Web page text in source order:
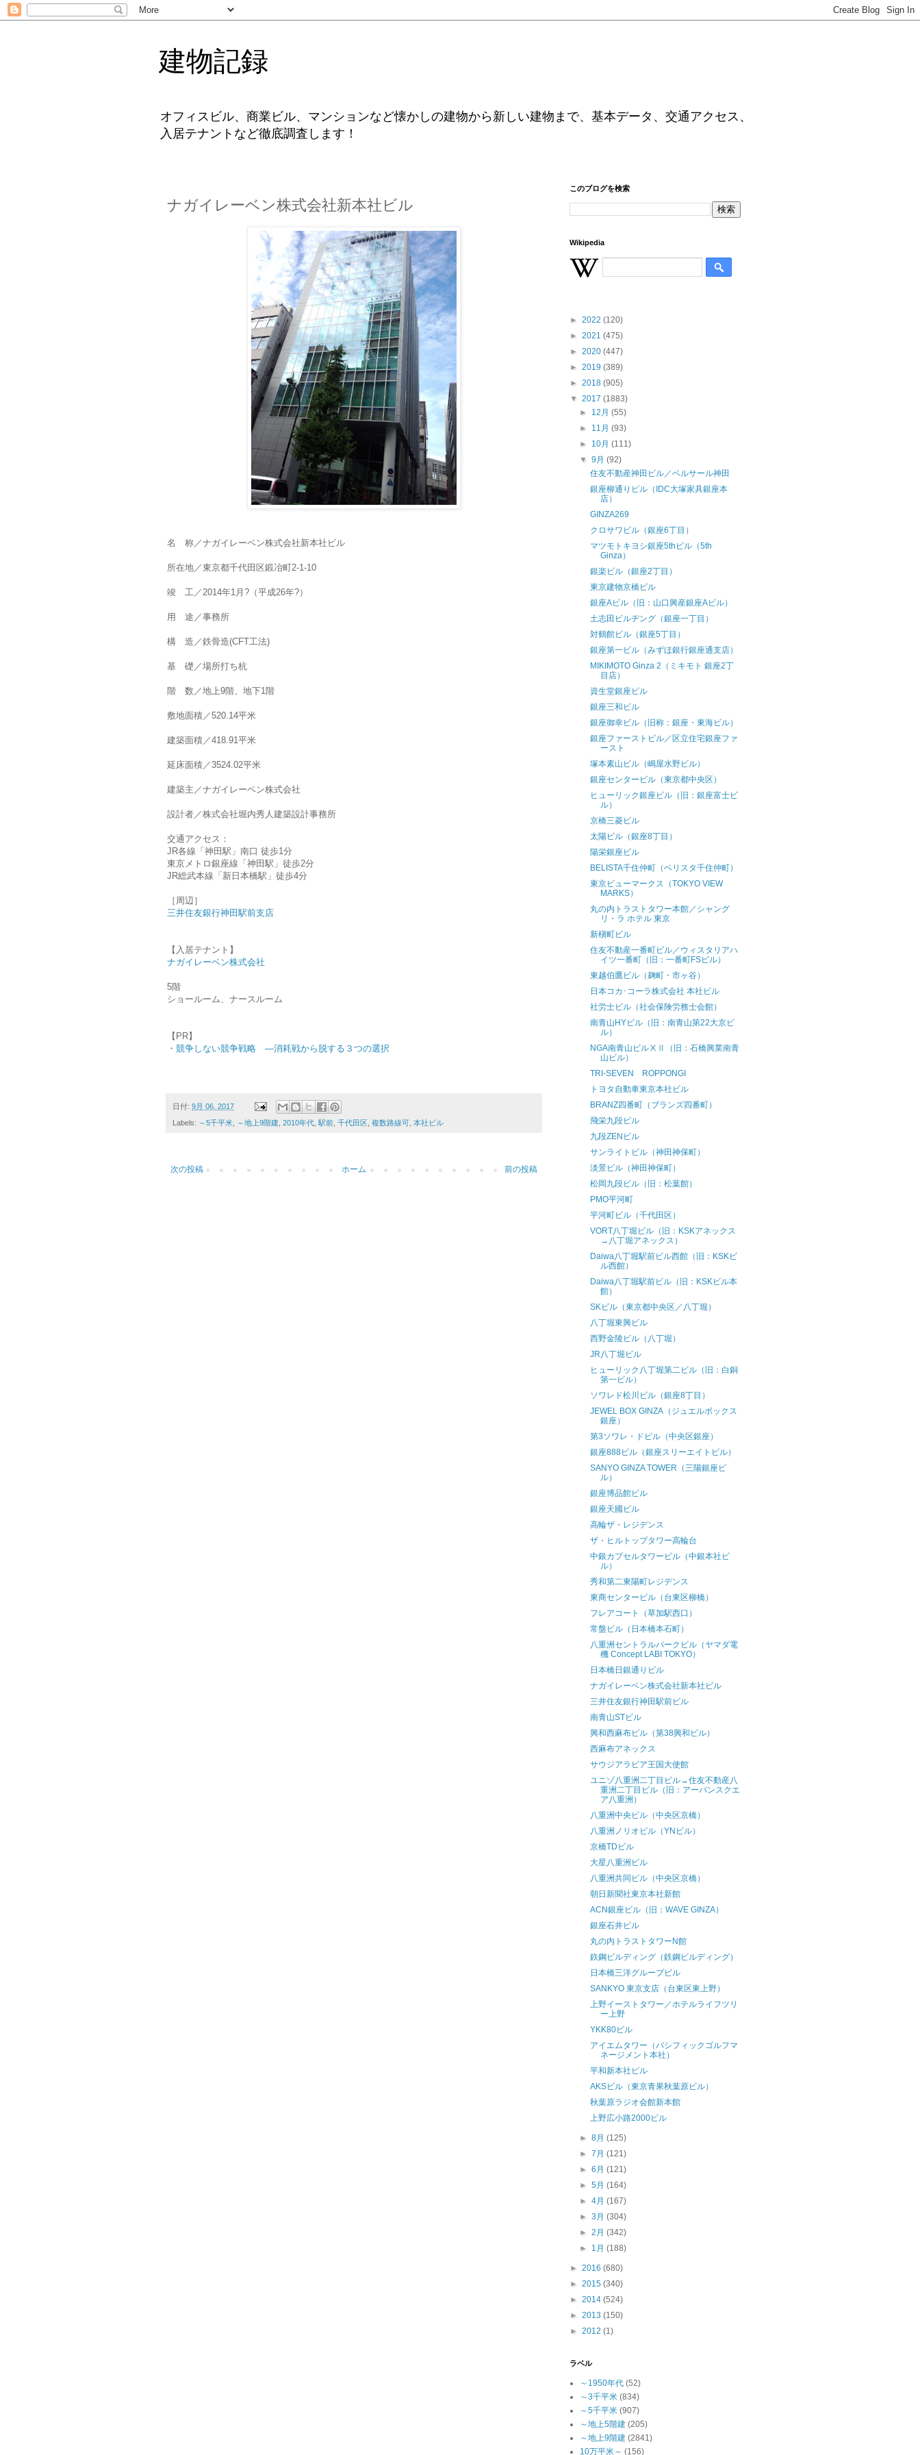
建物記録
オフィスビル、商業ビル、マンションなど懐かしの建物から新しい建物まで、基本データ、交通アクセス、
入居テナントなど徹底調査します！
ナガイレーベン株式会社新本社ビル
名 称／ナガイレーベン株式会社新本社ビル
所在地／東京都千代田区鍛冶町2-1-10
竣 工／2014年1月?（平成26年?）
用 途／事務所
構 造／鉄骨造(CFT工法)
基 礎／場所打ち杭
階 数／地上9階、地下1階
敷地面積／520.14平米
建築面積／418.91平米
延床面積／3524.02平米
建築主／ナガイレーベン株式会社
設計者／株式会社堀内秀人建築設計事務所
交通アクセス：
JR各線「神田駅」南口 徒歩1分
東京メトロ銀座線「神田駅」徒歩2分
JR総武本線「新日本橋駅」徒歩4分
［周辺］
三井住友銀行神田駅前支店
【入居テナント】
ナガイレーベン株式会社
5階
ショールーム、ナースルーム
【PR】
・ 競争しない競争戦略 ―消耗戦から脱する３つの選択
日付: 9月 06, 2017
Labels: ～5千平米 ～地上9階建 2010年代 駅前 千代田区 複数路線可 本社ビル
次の投稿 前の投稿
ホーム
このブログを検索
Wikipedia
► 2022 (120)
► 2021 (475)
► 2020 (447)
► 2019 (389)
► 2018 (905)
▼ 2017 (1883)
► 12月(55)
► 11月(93)
► 10月(111)
▼9月(92)
住友不動産神田ビル／ベルサール神田
銀座柳通りビル（IDC大塚家具銀座本
店）
GINZA269
クロサワビル（銀座6丁目）
マツモトキヨシ銀座5thビル（5th
Ginza）
銀楽ビル（銀座2丁目）
東京建物京橋ビル
銀座Aビル（旧：山口興産銀座Aビル）
土志田ビルヂング（銀座一丁目）
対鶴館ビル（銀座5丁目）
銀座第一ビル（みずほ銀行銀座通支店）
MIKIMOTO Ginza 2（ミキモト 銀座2丁
目店）
資生堂銀座ビル
銀座三和ビル
銀座御幸ビル（旧称：銀座・東海ビル）
銀座ファーストビル／区立住宅銀座ファ
ースト
塚本素山ビル（嶋屋水野ビル）
銀座センタービル（東京都中央区）
ヒューリック銀座ビル（旧：銀座富士ビ
ル）
京橋三菱ビル
太陽ビル（銀座8丁目）
陽栄銀座ビル
BELISTA千住仲町（ベリスタ千住仲町）
東京ビューマークス（TOKYO VIEW
MARKS）
丸の内トラストタワー本館／シャング
リ・ラ ホテル 東京
新槇町ビル
住友不動産一番町ビル／ウィスタリアハ
イツ一番町（旧：一番町FSビル）
東越伯鷹ビル（麹町・市ヶ谷）
日本コカ･コーラ株式会社 本社ビル
社労士ビル（社会保険労務士会館）
南青山HYビル（旧：南青山第22大京ビ
ル）
NGA南青山ビルⅩⅡ（旧：石橋興業南青
山ビル）
TRI-SEVEN ROPPONGI
トヨタ自動車東京本社ビル
BRANZ四番町（ブランズ四番町）
飛栄九段ビル
九段ZENビル
サンライトビル（神田神保町）
淡景ビル（神田神保町）
松岡九段ビル（旧：松葉館）
PMO平河町
平河町ビル（千代田区）
VORT八丁堀ビル（旧：KSKアネックス
→八丁堀アネックス）
Daiwa八丁堀駅前ビル西館（旧：KSKビ
ル西館）
Daiwa八丁堀駅前ビル（旧：KSKビル本
館）
SKビル（東京都中央区／八丁堀）
八丁堀東興ビル
西野金陵ビル（八丁堀）
JR八丁堀ビル
ヒューリック八丁堀第二ビル（旧：白銅
第一ビル）
ソワレド松川ビル（銀座8丁目）
JEWEL BOX GINZA（ジュエルボックス
銀座）
第3ソワレ・ドビル（中央区銀座）
銀座888ビル（銀座スリーエイトビル）
SANYO GINZA TOWER（三陽銀座ビ
ル）
銀座博品館ビル
銀座天國ビル
高輪ザ・レジデンス
ザ・ヒルトップタワー高輪台
中銀カプセルタワービル（中銀本社ビ
ル）
秀和第二東陽町レジデンス
東商センタービル（台東区柳橋）
フレアコート（草加駅西口）
常盤ビル（日本橋本石町）
八重洲セントラルパークビル（ヤマダ電
機 Concept LABI TOKYO）
日本橋日銀通りビル
ナガイレーベン株式会社新本社ビル
三井住友銀行神田駅前ビル
南青山STビル
興和西麻布ビル（第38興和ビル）
西麻布アネックス
サウジアラビア王国大使館
ユニゾ八重洲二丁目ビル→住友不動産八
重洲二丁目ビル（旧：アーバンスクエ
ア八重洲）
八重洲中央ビル（中央区京橋）
八重洲ノリオビル（YNビル）
京橋TDビル
大星八重洲ビル
八重洲共同ビル（中央区京橋）
朝日新聞社東京本社新館
ACN銀座ビル（旧：WAVE GINZA）
銀座石井ビル
丸の内トラストタワーN館
鉃鋼ビルディング（鉄鋼ビルディング）
日本橋三洋グループビル
SANKYO 東京支店（台東区東上野）
上野イーストタワー／ホテルライフツリ
ー上野
YKK80ビル
アイエムタワー（パシフィックゴルフマ
ネージメント本社）
平和新本社ビル
AKSビル（東京青果秋葉原ビル）
秋葉原ラジオ会館新本館
上野広小路2000ビル
►8月(125)
►7月(121)
►6月(121)
►5月(164)
►4月(167)
►3月(304)
►2月(342)
► 1月(188)
► 2016 (680)
► 2015 (340)
► 2014 (524)
► 2013 (150)
► 2012 (1)
ラベル
～1950年代 (52)
～3千平米 (834)
～5千平米 (907)
～地上5階建 (205)
～地上9階建 (2841)
10万平米～ (156)